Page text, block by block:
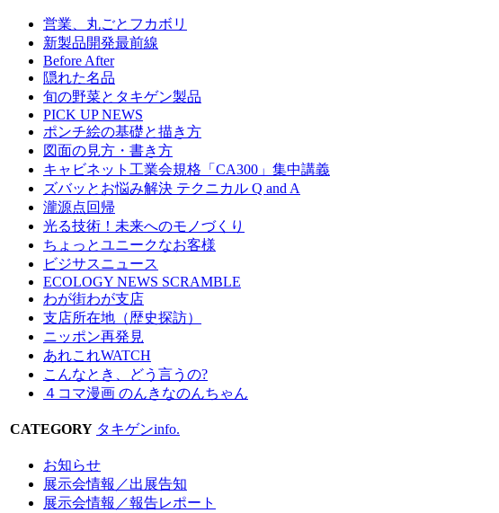
営業、丸ごとフカボリ
新製品開発最前線
Before After
隠れた名品
旬の野菜とタキゲン製品
PICK UP NEWS
ポンチ絵の基礎と描き方
図面の見方・書き方
キャビネット工業会規格「CA300」集中講義
ズバッとお悩み解決 テクニカル Q and A
瀧源点回帰
光る技術！未来へのモノづくり
ちょっとユニークなお客様
ビジサスニュース
ECOLOGY NEWS SCRAMBLE
わが街わが支店
支店所在地（歴史探訪）
ニッポン再発見
あれこれWATCH
こんなとき、どう言うの?
４コマ漫画 のんきなのんちゃん
CATEGORY タキゲンinfo.
お知らせ
展示会情報／出展告知
展示会情報／報告レポート